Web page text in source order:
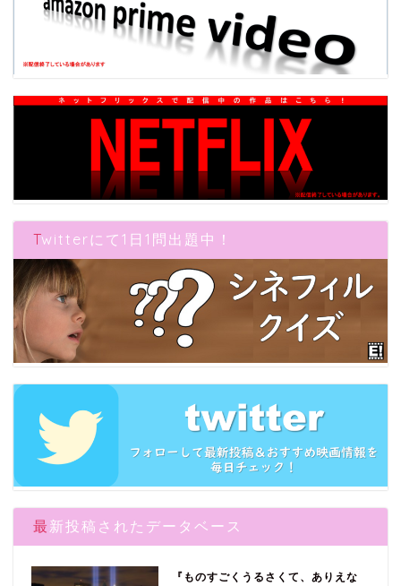
Twitterにて1日1問出題中！
最新投稿されたデータベース
『ものすごくうるさくて、ありえな